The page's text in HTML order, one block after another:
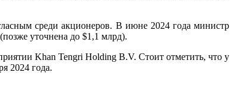
среди акционеров. В июне 2024 года министр
уточнена до $1,1 млрд).
Khan Tengri Holding B.V. Стоит отметить, что у
2024 года.